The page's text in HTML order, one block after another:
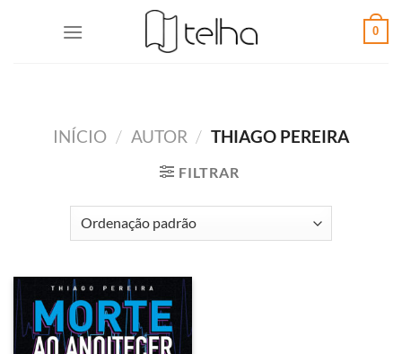
0
INÍCIO / AUTOR / THIAGO PEREIRA
FILTRAR